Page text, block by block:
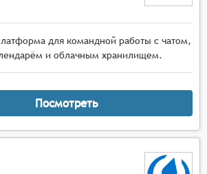
для командной работы с чатом,
и облачным хранилищем.
Посмотреть